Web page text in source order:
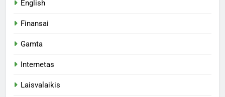
English
Finansai
Gamta
Internetas
Laisvalaikis